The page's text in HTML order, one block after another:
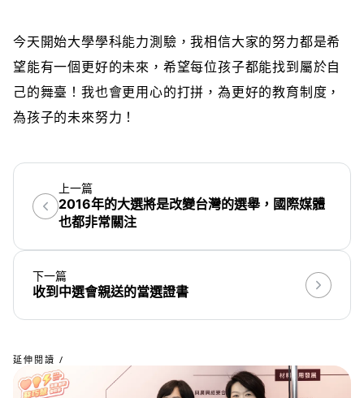
今天開始大學學科能力測驗，我相信大家的努力都是希
望能有一個更好的未來，希望每位孩子都能找到屬於自
己的舞臺！我也會更用心的打拼，為更好的教育制度，
為孩子的未來努力！
上一篇
2016年的大選將是改變台灣的選舉，國際媒體
也都非常關注
下一篇
收到中選會親送的當選證書
延伸閱讀 /